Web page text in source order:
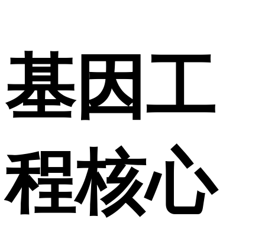
基因工
程核心